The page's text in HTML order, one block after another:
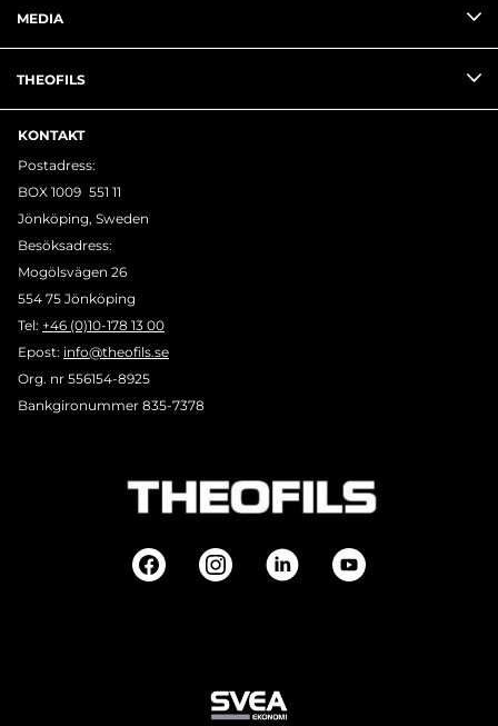
MEDIA
THEOFILS
KONTAKT
Postadress:
BOX 1009 551 11
Jönköping, Sweden
Besöksadress:
Mogölsvägen 26
554 75 Jönköping
Tel: +46 (0)10-178 13 00
Epost: info@theofils.se
Org. nr 556154-8925
Bankgironummer 835-7378